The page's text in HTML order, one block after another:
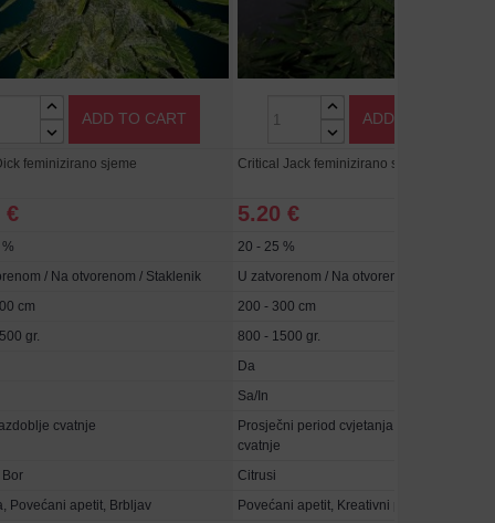
ADD TO CART ADD TO CART
feminizirano sjeme Critical Jack feminizirano sjeme
€ 5.20 €
20 - 25 %
/ Na otvorenom / Staklenik
U zatvorenom / Na otvorenom / Staklenik
cm
200 - 300 cm
gr.
800 - 1500 gr.
Da
Sa/In
cvatnje
Prosječni period cvjetanja, Dugo razdoblje
cvatnje
Bor
Citrusi
Povećani apetit, Brbljav Povećani apetit, Kreativni poticaj,